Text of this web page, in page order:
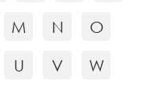
M N
O
U V
W